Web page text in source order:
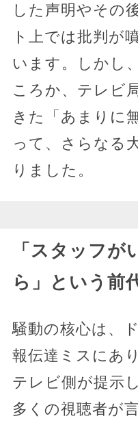
した声明やその
ト上では批判が
います。しかし
ころか、テレビ
きた「あまりに
って、さらなる
りました。
「スタッフが
ら」という前
騒動の核心は、
報伝達ミスにあ
テレビ側が提示
多くの視聴者が